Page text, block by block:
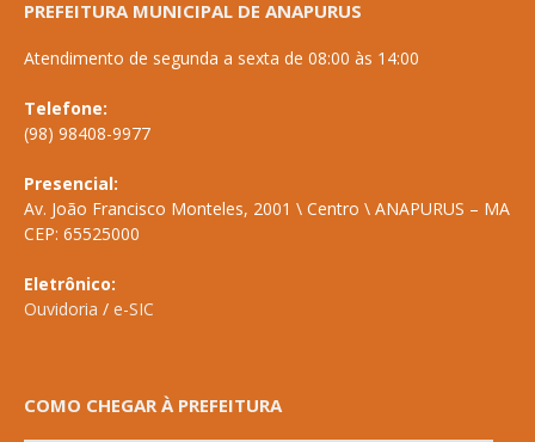
PREFEITURA MUNICIPAL DE ANAPURUS
Atendimento de segunda a sexta de 08:00 às 14:00
Telefone:
(98) 98408-9977
Presencial:
Av. João Francisco Monteles, 2001 \ Centro \ ANAPURUS – MA
CEP: 65525000
Eletrônico:
Ouvidoria / e-SIC
COMO CHEGAR À PREFEITURA